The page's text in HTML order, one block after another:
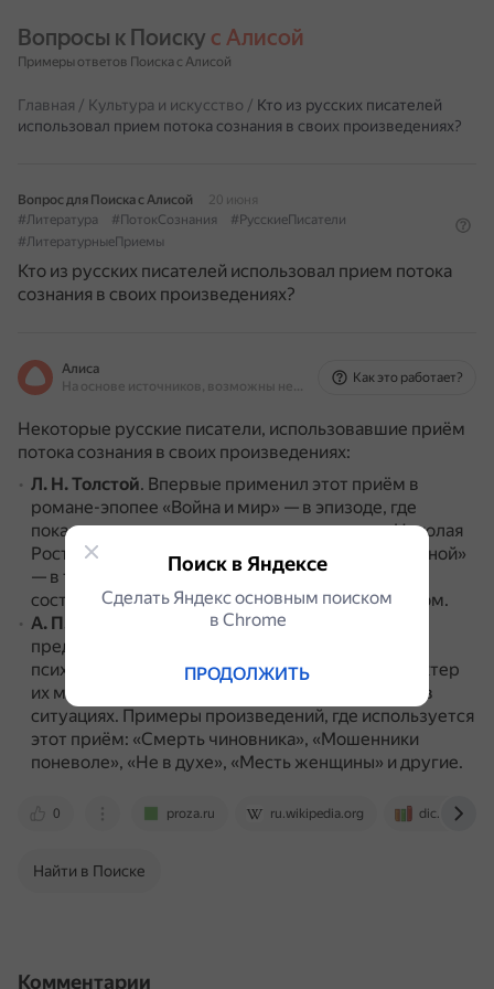
Вопросы к Поиску с Алисой
Примеры ответов Поиска с Алисой
Главная / Культура и искусство / Кто из русских писателей
использовал прием потока сознания в своих произведениях?
Вопрос для Поиска с Алисой
20 июня
#Литература
#ПотокСознания
#РусскиеПисатели
#ЛитературныеПриемы
Кто из русских писателей использовал прием потока
сознания в своих произведениях?
Алиса
На основе источников, возможны неточности
Как это работает?
Некоторые русские писатели, использовавшие приём
потока сознания в своих произведениях:
Л. Н. Толстой. Впервые применил этот приём в
романе-эпопее «Война и мир» — в эпизоде, где
показано «изнутри» сознание засыпающего Николая
Ростова.
Также использовал его в «Анне Карениной»
— в тех эпизодах, где передаётся взвинченное
состояние главной героини перед самоубийством.
А. П. Чехов
В форме потока сознания писатель
представлял эмоционально-напряжённое
психологическое состояние персонажей и характер
их мышления, как правило, в трудных для героев
ситуациях. Примеры произведений, где используется
этот приём: «Смерть чиновника», «Мошенники
поневоле», «Не в духе», «Месть женщины» и другие.
0 proza.ru ru.wikipedia.org
Найти в Поиске
Комментарии
Поиск в Яндексе
Сделать Яндекс основным поиском
в Сhrome
ПРОДОЛЖИТЬ